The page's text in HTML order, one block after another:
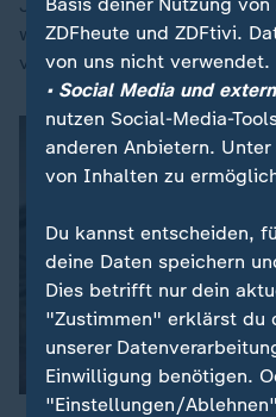
Juden seien für einige jetzt
waren". Für Eva Umlauf
verwechselt.
ZDFheute und ZDFtivi.
von uns nicht verwendet.
• Social Media und
nutzen Social-Media-
anderen Anbietern.
von Inhalten zu
Du kannst entscheiden,
deine Daten speichern
Dies betrifft nur dein
"Zustimmen" erklärst du
unserer
Einwilligung benötigen.
"Einstellungen/